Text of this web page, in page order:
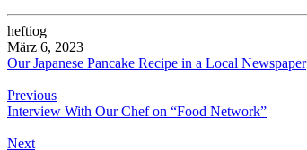
heftiog
März 6, 2023
Our Japanese Pancake Recipe in a Local Newspaper
Previous
Interview With Our Chef on “Food Network”
Next